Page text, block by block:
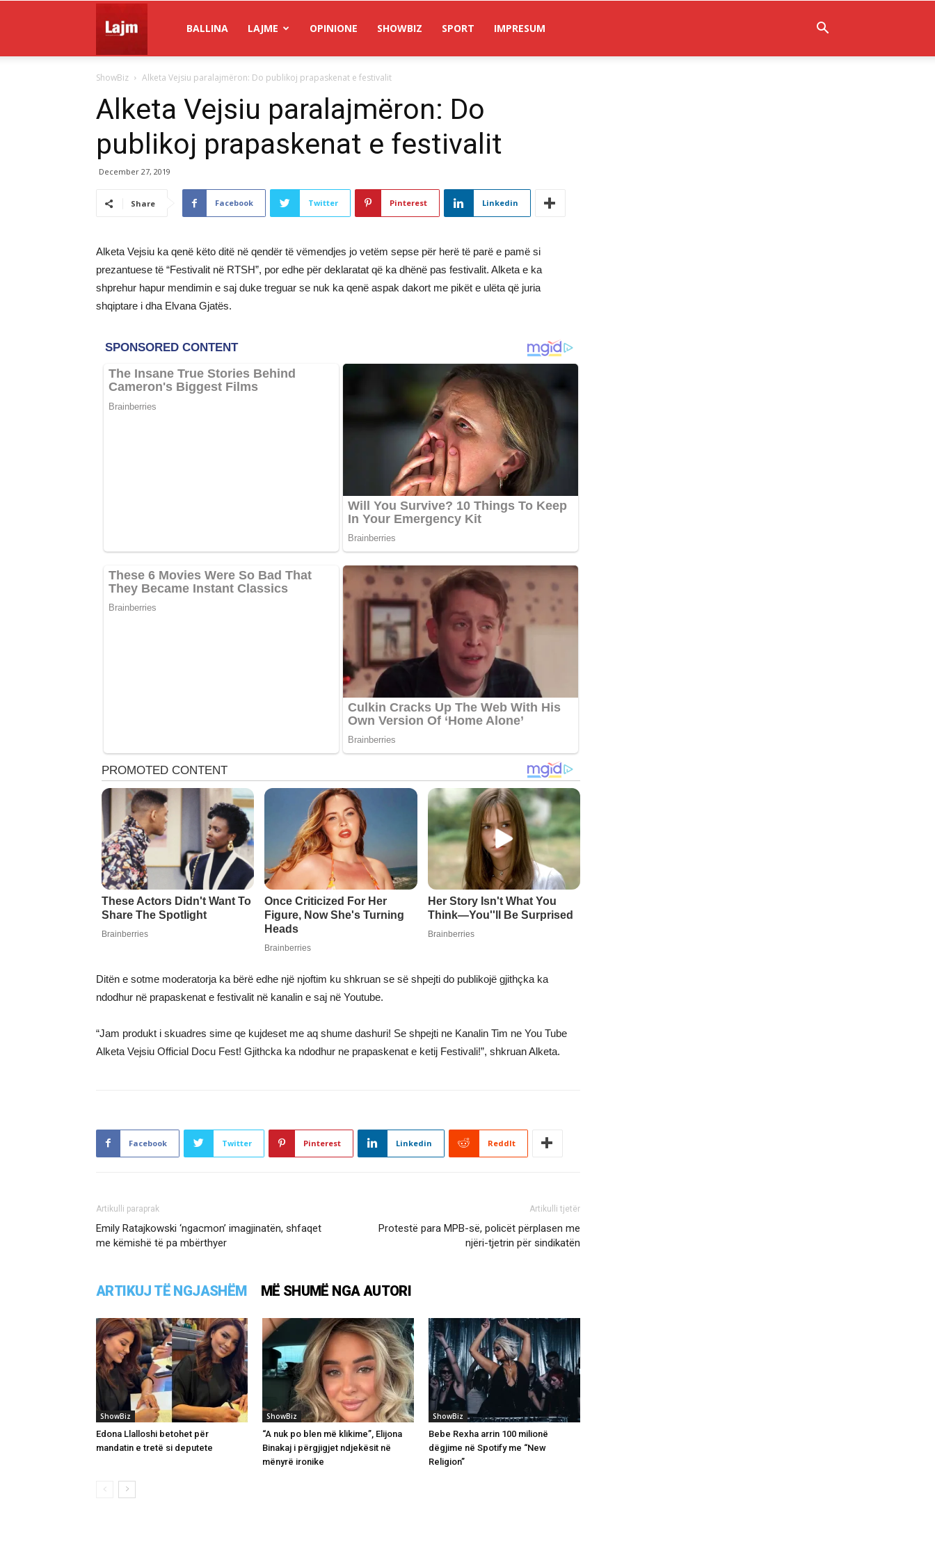
Lajm
BALLINA LAJME OPINIONE SHOWBIZ SPORT IMPRESUM
ShowBiz Alketa Vejsiu paralajmëron: Do publikoj prapaskenat e festivalit
Alketa Vejsiu paralajmëron: Do
publikoj prapaskenat e festivalit
December 27, 2019
Share Facebook Twitter Pinterest Linkedin
Alketa Vejsiu ka qenë këto ditë në qendër të vëmendjes jo vetëm sepse për herë të parë e pamë si
prezantuese të “Festivalit në RTSH”, por edhe për deklaratat që ka dhënë pas festivalit. Alketa e ka
shprehur hapur mendimin e saj duke treguar se nuk ka qenë aspak dakort me pikët e ulëta që juria
shqiptare i dha Elvana Gjatës.
Ditën e sotme moderatorja ka bërë edhe një njoftim ku shkruan se së shpejti do publikojë gjithçka ka
ndodhur në prapaskenat e festivalit në kanalin e saj në Youtube.
“Jam produkt i skuadres sime qe kujdeset me aq shume dashuri! Se shpejti ne Kanalin Tim ne You Tube
Alketa Vejsiu Official Docu Fest! Gjithcka ka ndodhur ne prapaskenat e ketij Festivali!”, shkruan Alketa.
Facebook Twitter Pinterest Linkedin ReddIt
Artikulli paraprak
Emily Ratajkowski ‘ngacmon’ imagjinatën, shfaqet
me këmishë të pa mbërthyer
Artikulli tjetër
Protestë para MPB-së, policët përplasen me
njëri-tjetrin për sindikatën
ARTIKUJ TË NGJASHËM MË SHUMË NGA AUTORI
ShowBiz
Edona Llalloshi betohet për
mandatin e tretë si deputete
ShowBiz
“A nuk po blen më klikime”, Elijona
Binakaj i përgjigjet ndjekësit në
mënyrë ironike
ShowBiz
Bebe Rexha arrin 100 milionë
dëgjime në Spotify me “New
Religion”